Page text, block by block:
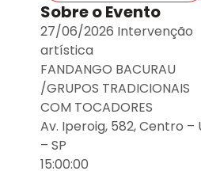
Sobre o Evento
27/06/2026 Intervenção
artística
FANDANGO BACURAU
/GRUPOS TRADICIONAIS
COM TOCADORES
Av. Iperoig, 582, Centro –
– SP
15:00:00